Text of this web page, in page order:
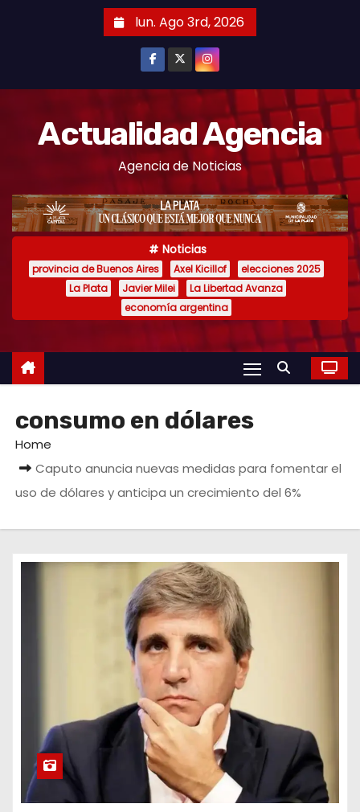
lun. Ago 3rd, 2026
Actualidad Agencia
Agencia de Noticias
Noticias
provincia de Buenos Aires Axel Kicillof
elecciones 2025
La Plata
Javier Milei
La Libertad Avanza
economía argentina
consumo en dólares
Home
Caputo anuncia nuevas medidas para fomentar el
uso de dólares y anticipa un crecimiento del 6%